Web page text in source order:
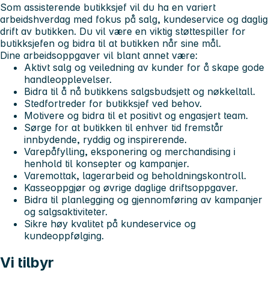
Som assisterende butikksjef vil du ha en variert
arbeidshverdag med fokus på salg, kundeservice og daglig
drift av butikken. Du vil være en viktig støttespiller for
butikksjefen og bidra til at butikken når sine mål.
Dine arbeidsoppgaver vil blant annet være:
Aktivt salg og veiledning av kunder for å skape gode
handleopplevelser.
Bidra til å nå butikkens salgsbudsjett og nøkkeltall.
Stedfortreder for butikksjef ved behov.
Motivere og bidra til et positivt og engasjert team.
Sørge for at butikken til enhver tid fremstår
innbydende, ryddig og inspirerende.
Varepåfylling, eksponering og merchandising i
henhold til konsepter og kampanjer.
Varemottak, lagerarbeid og beholdningskontroll.
Kasseoppgjør og øvrige daglige driftsoppgaver.
Bidra til planlegging og gjennomføring av kampanjer
og salgsaktiviteter.
Sikre høy kvalitet på kundeservice og
kundeoppfølging.
Vi tilbyr